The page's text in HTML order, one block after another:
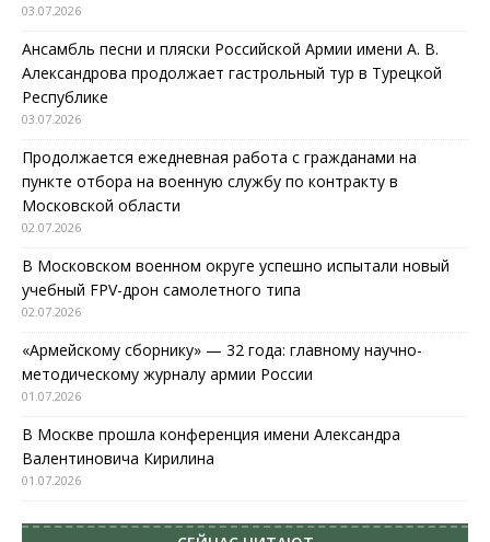
03.07.2026
Ансамбль песни и пляски Российской Армии имени А. В.
Александрова продолжает гастрольный тур в Турецкой
Республике
03.07.2026
Продолжается ежедневная работа с гражданами на
пункте отбора на военную службу по контракту в
Московской области
02.07.2026
В Московском военном округе успешно испытали новый
учебный FPV-дрон самолетного типа
02.07.2026
«Армейскому сборнику» — 32 года: главному научно-
методическому журналу армии России
01.07.2026
В Москве прошла конференция имени Александра
Валентиновича Кирилина
01.07.2026